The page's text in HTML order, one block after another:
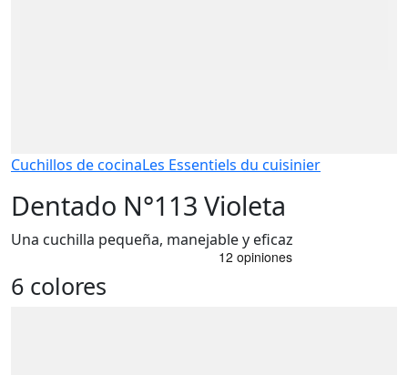
Cuchillos de cocinaLes Essentiels du cuisinier
Dentado N°113 Violeta
Una cuchilla pequeña, manejable y eficaz
6 colores